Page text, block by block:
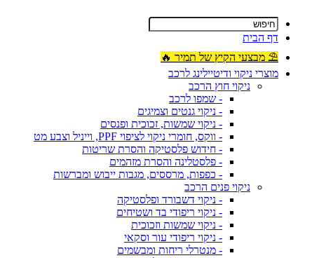
דף הבית
⛱ מבצעי הקיץ של תמיר 🔥
מוצרי ניקוי ודיטיילינג לרכב
ניקוי חוץ הרכב
- שמפו לרכב
- ניקוי גנטים וצמיגים
- ניקוי שמשות, זכוכית ופנסים
- ווקס, חומרי ניקוי לציפוי PPF, וייניל וצבע מט
- חידוש פלסטיקה והסרת שריטות
- פלסטלינה והסרת מזהמים
- כפפות, מרססים, מגבות ייבוש ומברשות
ניקוי פנים הרכב
- ניקוי דשבורד ופלסטיקה
- ניקוי ריפודי בד ושטיחים
- ניקוי שמשות וזכוכית
- ניקוי ריפודי עור וסקאי
- מנטרלי ריחות ומבשמים